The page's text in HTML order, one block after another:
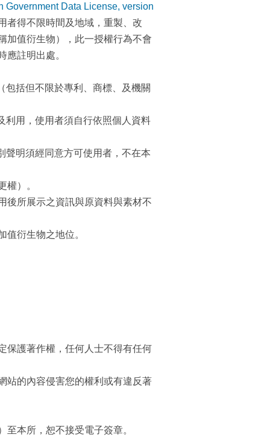
Government Data License, version
者得不限時間及地域，重製、改
加值衍生物），此一授權行為不會
應註明出處。
包括但不限於專利、商標、及機關
利用，使用者須自行依照個人資料
聲明須經同意方可使用者，不在本
權）。
後所展示之資訊與原資料與素材不
衍生物之地位。
保護著作權，任何人士不得有任何
站的內容侵害您的權利或有違反著
本所，恕不接受電子簽章。